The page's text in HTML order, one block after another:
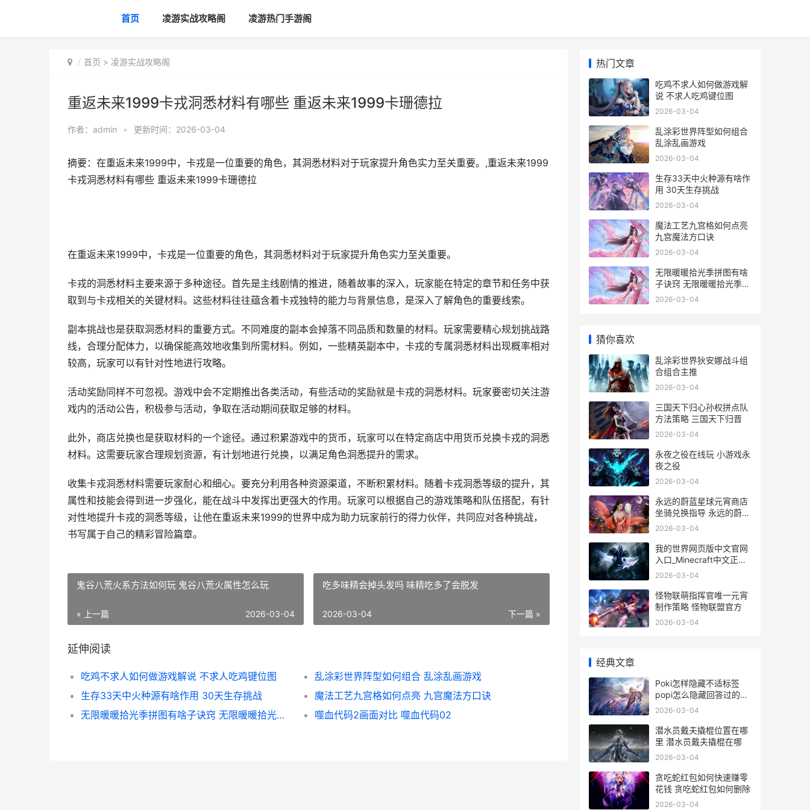
首页 凌游实战攻略阁 凌游热门手游阁
首页 > 凌游实战攻略阁
重返未来1999卡戎洞悉材料有哪些 重返未来1999卡珊德拉
作者： admin • 更新时间：2026-03-04
摘要：在重返未来1999中，卡戎是一位重要的角色，其洞悉材料对于玩家提升角色实力至关重要。,重返未来1999
卡戎洞悉材料有哪些 重返未来1999卡珊德拉
在重返未来1999中，卡戎是一位重要的角色，其洞悉材料对于玩家提升角色实力至关重要。
卡戎的洞悉材料主要来源于多种途径。首先是主线剧情的推进，随着故事的深入，玩家能在特定的章节和任务中获
取到与卡戎相关的关键材料。这些材料往往蕴含着卡戎独特的能力与背景信息，是深入了解角色的重要线索。
副本挑战也是获取洞悉材料的重要方式。不同难度的副本会掉落不同品质和数量的材料。玩家需要精心规划挑战路
线，合理分配体力，以确保能高效地收集到所需材料。例如，一些精英副本中，卡戎的专属洞悉材料出现概率相对
较高，玩家可以有针对性地进行攻略。
活动奖励同样不可忽视。游戏中会不定期推出各类活动，有些活动的奖励就是卡戎的洞悉材料。玩家要密切关注游
戏内的活动公告，积极参与活动，争取在活动期间获取足够的材料。
此外，商店兑换也是获取材料的一个途径。通过积累游戏中的货币，玩家可以在特定商店中用货币兑换卡戎的洞悉
材料。这需要玩家合理规划资源，有计划地进行兑换，以满足角色洞悉提升的需求。
收集卡戎洞悉材料需要玩家耐心和细心。要充分利用各种资源渠道，不断积累材料。随着卡戎洞悉等级的提升，其
属性和技能会得到进一步强化，能在战斗中发挥出更强大的作用。玩家可以根据自己的游戏策略和队伍搭配，有针
对性地提升卡戎的洞悉等级，让他在重返未来1999的世界中成为助力玩家前行的得力伙伴，共同应对各种挑战，
书写属于自己的精彩冒险篇章。
鬼谷八荒火系方法如何玩 鬼谷八荒火属性怎么玩
« 上一篇 2026-03-04
吃多味精会掉头发吗 味精吃多了会脱发
下一篇 »
2026-03-04
延伸阅读
吃鸡不求人如何做游戏解说 不求人吃鸡键位图
乱涂彩世界阵型如何组合 乱涂乱画游戏
生存33天中火种源有啥作用 30天生存挑战
魔法工艺九宫格如何点亮 九宫魔法方口诀
无限暖暖拾光季拼图有啥子诀窍 无限暖暖拾光季活动
噬血代码2画面对比 噬血代码02
热门文章
吃鸡不求人如何做游戏解
说 不求人吃鸡键位图
2026-03-04
乱涂彩世界阵型如何组合
乱涂乱画游戏
2026-03-04
生存33天中火种源有啥作
用 30天生存挑战
2026-03-04
魔法工艺九宫格如何点亮
九宫魔法方口诀
2026-03-04
无限暖暖拾光季拼图有啥
子诀窍 无限暖暖拾光季活
动
2026-03-04
猜你喜欢
乱涂彩世界狄安娜战斗组
合组合主推
2026-03-04
三国天下归心孙权拼点队
方法策略 三国天下归晋
2026-03-04
永夜之役在线玩 小游戏永
夜之役
2026-03-04
永远的蔚蓝星球元宵商店
坐骑兑换指导 永远的蔚蓝
星球破解版修改器
2026-03-04
我的世界网页版中文官网
入口_Minecraft中文正版
网页进入 我的世界网页版
2026-03-04
怪物联萌指挥官唯一元宵
制作策略 怪物联盟官方
2026-03-04
经典文章
Poki怎样隐藏不适标签
popi怎么隐藏回答过的问
题
2026-03-04
潜水员戴夫撬棍位置在哪
里 潜水员戴夫撬棍在哪
2026-03-04
贪吃蛇红包如何快速赚零
花钱 贪吃蛇红包如何删除
2026-03-04